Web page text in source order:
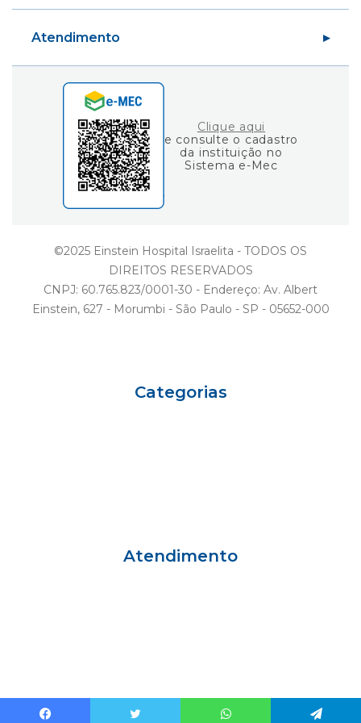
Variedades
Ciência e Vida
Área do Professor
Consulta de Diplomas
Atendimento
Ouvidoria
Clique aqui
e consulte o cadastro
da instituição no
Sistema e-Mec
©2025 Einstein Hospital Israelita - TODOS OS
DIREITOS RESERVADOS
CNPJ: 60.765.823/0001-30 - Endereço: Av. Albert
Einstein, 627 - Morumbi - São Paulo - SP - 05652-000
Categorias
Atendimento